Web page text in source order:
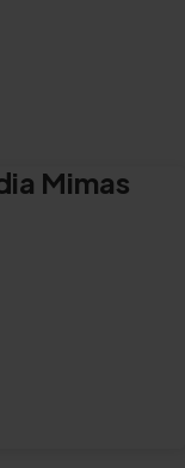
Mimas